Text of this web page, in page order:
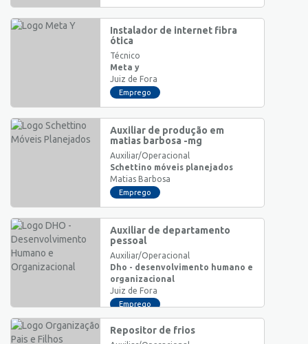
Instalador de internet fibra
ótica
Técnico
Meta y
Juiz de Fora
Emprego
Auxiliar de produção em
matias barbosa -mg
Auxiliar/Operacional
Schettino móveis planejados
Matias Barbosa
Emprego
Auxiliar de departamento
pessoal
Auxiliar/Operacional
Dho - desenvolvimento humano e
organizacional
Juiz de Fora
Emprego
Repositor de frios